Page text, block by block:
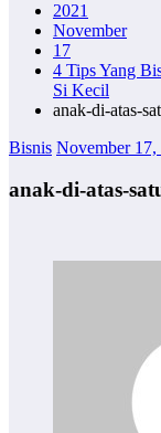
2021
November
17
4 Tips Yang
Si Kecil
anak-di-atas-
Bisnis November 17,
anak-di-atas-